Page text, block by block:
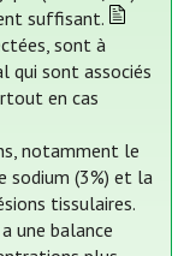
suffisant.
sont à
qui sont associés
en cas
notamment le
sodium (3%) et la
tissulaires.
une balance